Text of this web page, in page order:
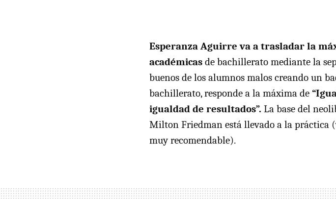
Esperanza Aguirre va a trasladar la
académicas de bachillerato mediante la
buenos de los alumnos malos creando un
bachillerato, responde a la máxima de
igualdad de resultados”. La base del
Milton Friedman está llevado a la práctica
muy recomendable).